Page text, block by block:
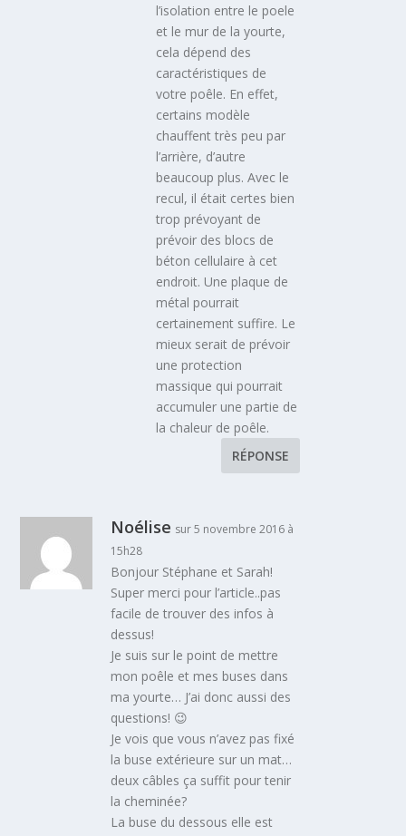
l’isolation entre le poele
et le mur de la yourte,
cela dépend des
caractéristiques de
votre poêle. En effet,
certains modèle
chauffent très peu par
l’arrière, d’autre
beaucoup plus. Avec le
recul, il était certes bien
trop prévoyant de
prévoir des blocs de
béton cellulaire à cet
endroit. Une plaque de
métal pourrait
certainement suffire. Le
mieux serait de prévoir
une protection
massique qui pourrait
accumuler une partie de
la chaleur de poêle.
RÉPONSE
Noélise sur 5 novembre 2016 à
15h28
Bonjour Stéphane et Sarah!
Super merci pour l’article..pas
facile de trouver des infos à
dessus!
Je suis sur le point de mettre
mon poêle et mes buses dans
ma yourte… J’ai donc aussi des
questions! 😉
Je vois que vous n’avez pas fixé
la buse extérieure sur un mat…
deux câbles ça suffit pour tenir
la cheminée?
La buse du dessous elle est